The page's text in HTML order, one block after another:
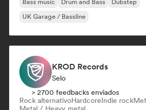
Bass music Drum and Bass
Dubstep
UK Garage / Bassline
KROD Records
Selo
> 2700 feedbacks enviados
Rock alternativoHardcoreIndie rock